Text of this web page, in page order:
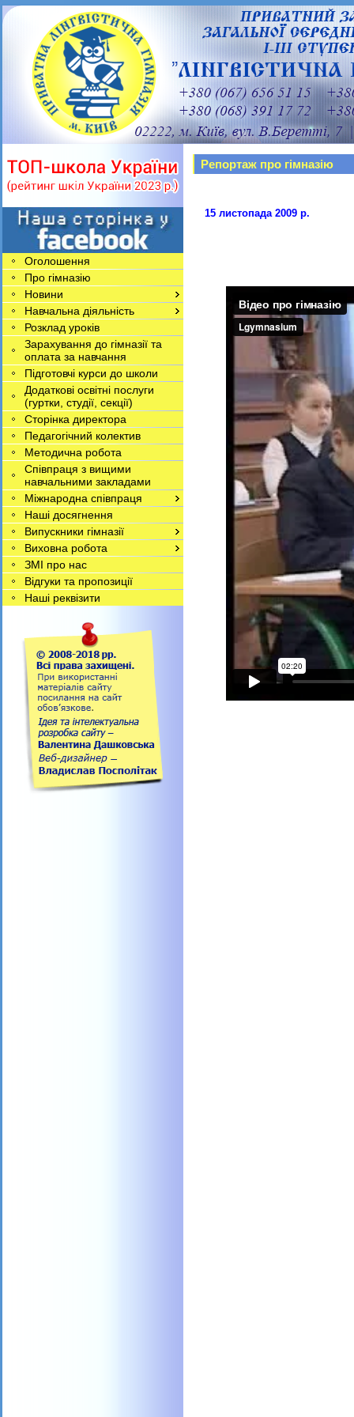
Оголошення
Про гімназію
Новини
Навчальна діяльність
Розклад уроків
Зарахування до гімназії та
оплата за навчання
Підготовчі курси до школи
Додаткові освітні послуги
(гуртки, студії, секції)
Сторінка директора
Педагогічний колектив
Методична робота
Співпраця з вищими
навчальними закладами
Міжнародна співпраця
Наші досягнення
Випускники гімназії
Виховна робота
ЗМІ про нас
Відгуки та пропозиції
Наші реквізити
Репортаж про гімназію
15